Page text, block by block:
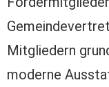
Mitgliedern
moderne